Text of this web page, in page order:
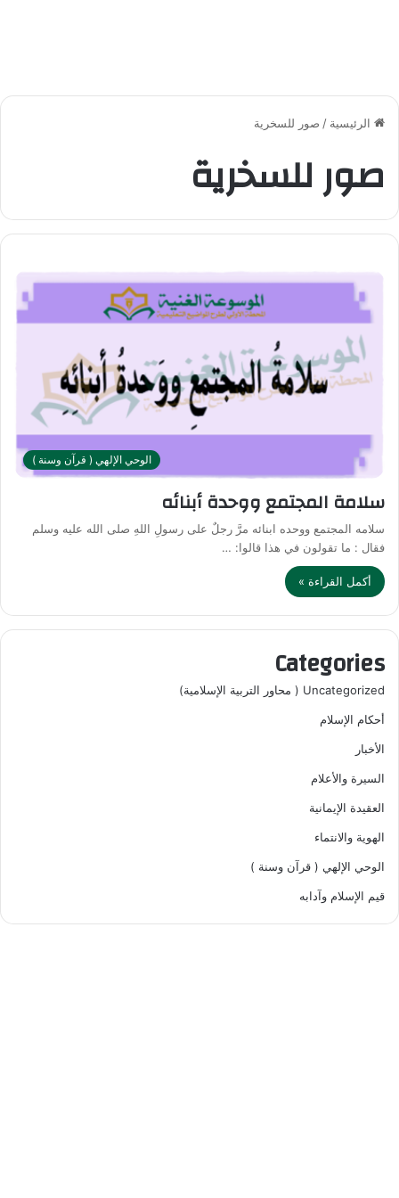
الرئيسية / صور للسخرية
صور للسخرية
الوحي الإلهي ( قرآن وسنة )
سلامة المجتمع ووحدة أبنائه
سلامه المجتمع ووحده ابنائه مرَّ رجلٌ على رسولِ اللهِ صلى الله عليه وسلم
فقال : ما تقولون في هذا قالوا: …
أكمل القراءة »
Categories
Uncategorized ( محاور التربية الإسلامية)
أحكام الإسلام
الأخبار
السيرة والأعلام
العقيدة الإيمانية
الهوية والانتماء
الوحي الإلهي ( قرآن وسنة )
قيم الإسلام وآدابه